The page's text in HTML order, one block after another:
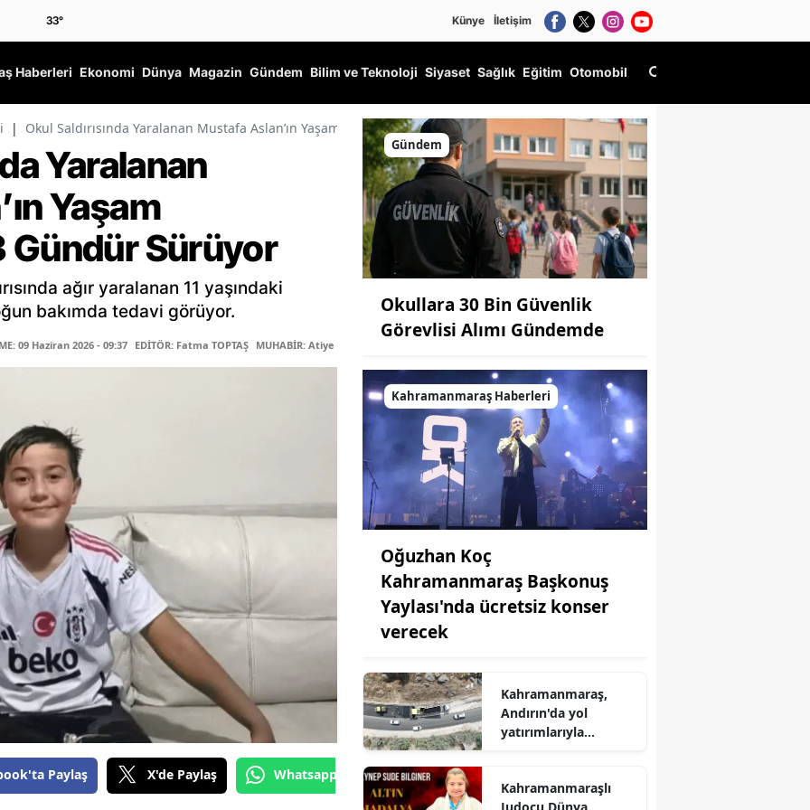
33° Künye İletişim
Haberleri Ekonomi Dünya Magazin Gündem Bilim ve Teknoloji Siyaset Sağlık Eğitim Otomobil
| Okul Saldırısında Yaralanan Mustafa Aslan’ın Yaşam Mücadelesi 53 Gündür Sürüyor
Yaralanan
Yaşam
Sürüyor
ağır yaralanan 11 yaşındaki
bakımda tedavi görüyor.
09 Haziran 2026 - 09:37 EDİTÖR: Fatma TOPTAŞ MUHABİR: Atiye ARIKAN
Paylaş X'de Paylaş Whatsapp'tan Gönder
Gündem
Okullara 30 Bin Güvenlik
Görevlisi Alımı Gündemde
Kahramanmaraş Haberleri
Oğuzhan Koç
Kahramanmaraş Başkonuş
Yaylası'nda ücretsiz konser
verecek
Kahramanmaraş,
Andırın'da yol
yatırımlarıyla
yükseltiyor
Kahramanmaraşlı